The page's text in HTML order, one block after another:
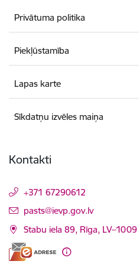
Privātuma politika
Piekļūstamība
Lapas karte
Sīkdatņu izvēles maiņa
Kontakti
+371 67290612
E-pasts:
pasts@ievp.gov.lv
Stabu iela 89, Rīga, LV–1009